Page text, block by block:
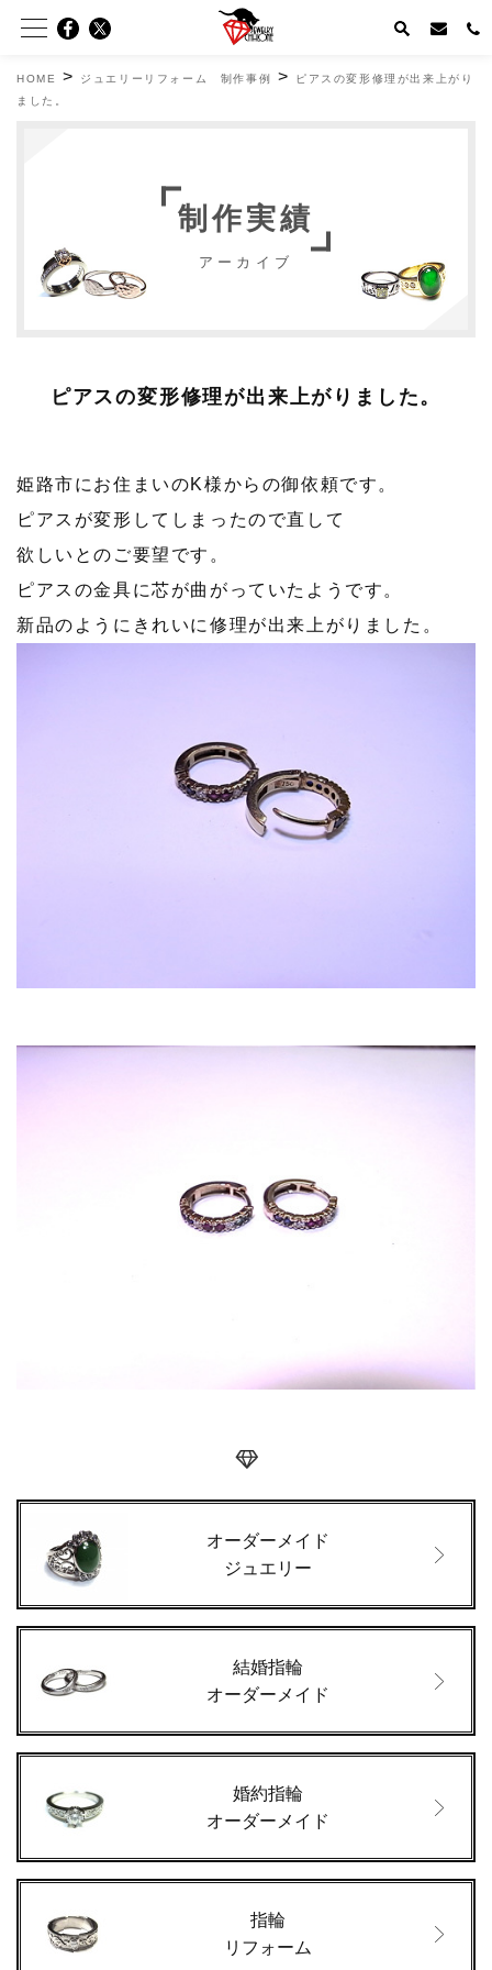
HOME > ジュエリーリフォーム 制作事例 >
ピアスの変形修理が出来上がり
ました。
制作実績
アーカイブ
ピアスの変形修理が出来上がりました。
姫路市にお住まいのK様からの御依頼です。
ピアスが変形してしまったので直して
欲しいとのご要望です。
ピアスの金具に芯が曲がっていたようです。
新品のようにきれいに修理が出来上がりました。
オーダーメイド
ジュエリー
結婚指輪
オーダーメイド
婚約指輪
オーダーメイド
指輪
リフォーム